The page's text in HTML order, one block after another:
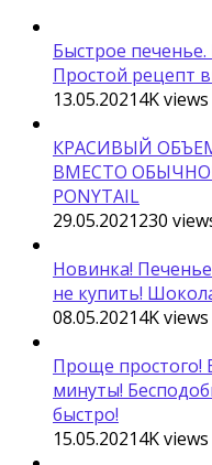
Быстрое
Простой рецепт
13.05.20214Kviews
КРАСИВЫЙ
ВМЕСТО
PONYTAIL
29.05.2021230
Новинка!
не купить!
08.05.20214Kviews
Проще простого!
минуты!
быстро!
15.05.20214Kviews